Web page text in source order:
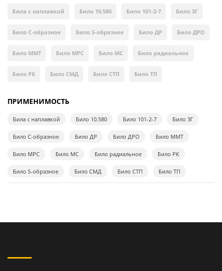
Била с наплавкой Било 10.580 Било 101-2-7 Било 3Г
Било C-образное Било S-образное Било ДР Било ДРО
Било ММТ Било МРС Било МС Било радиальное
Било РК Било СМД Било СТП Било ТП
ПРИМЕНИМОСТЬ
Била с наплавкой Било 10.580 Било 101-2-7 Било 3Г
Било C-образное Било ДР Било ДРО Било ММТ
Било МРС Било МС Било радиальное Било РК
Било S-образное Било СМД Било СТП Било ТП